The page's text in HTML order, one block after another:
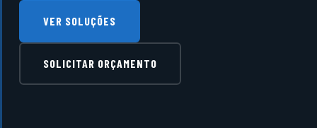
VER SOLUÇÕES
SOLICITAR ORÇAMENTO